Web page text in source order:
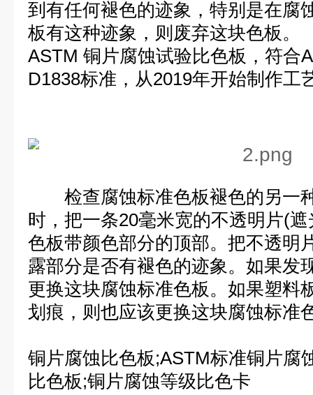
到有任何褪色的迹象，特别是在腐
板有这种迹象，则废弃这块色板。
ASTM 铜片腐蚀试验比色板，符合
D1838标准，从2019年开始制作工
检查腐蚀标准色板褪色的另一
时，把一条20毫米宽的不透明片(
色板带颜色部分的顶部。把不透明
露部分是否有褪色的迹象。如果发
更换这块腐蚀标准色板。如果塑料
划痕，则也应该更换这块腐蚀标准
铜片腐蚀比色板;ASTM标准铜片腐
比色板;铜片腐蚀等级比色卡